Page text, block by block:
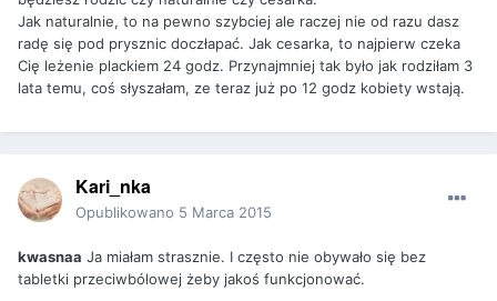
Jak naturalnie, to na pewno szybciej ale raczej nie od razu dasz
radę się pod prysznic doczłapać. Jak cesarka, to najpierw czeka
Cię leżenie plackiem 24 godz. Przynajmniej tak było jak rodziłam 3
lata temu, coś słyszałam, ze teraz już po 12 godz kobiety wstają.
Kari_nka
Opublikowano 5 Marca 2015
kwasnaa Ja miałam strasznie. I często nie obywało się bez
tabletki przeciwbólowej żeby jakoś funkcjonować.